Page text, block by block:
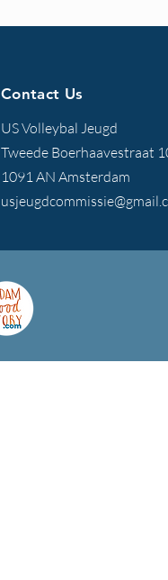
Contact Us
US Volleybal Jeugd
Tweede Boerhaavestraat
1091 AN Amsterdam